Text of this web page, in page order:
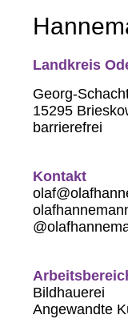
Landkreis
Georg-
15295
barrierefrei
Kontakt
Bildhauerei
Angewandte